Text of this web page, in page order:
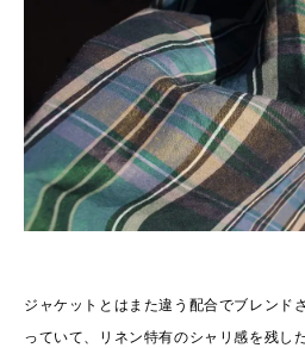
ジャケットとはまた違う配合でブレンド
っていて、リネン特有のシャリ感を残し